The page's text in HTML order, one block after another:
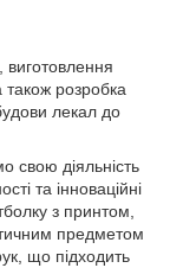
виготовлення
також розробка
лекал до
діяльність
та інноваційні
з принтом,
предметом
що підходить